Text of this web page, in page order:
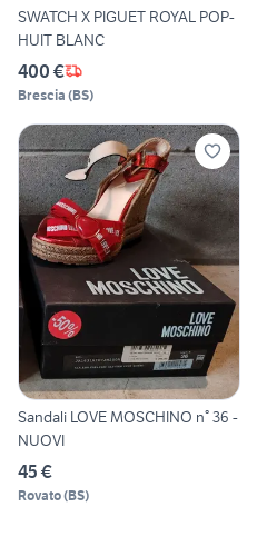
SWATCH X PIGUET ROYAL POP-
HUIT BLANC
400 €
Brescia (BS)
Sandali LOVE MOSCHINO n° 36 -
NUOVI
45 €
Rovato(BS)